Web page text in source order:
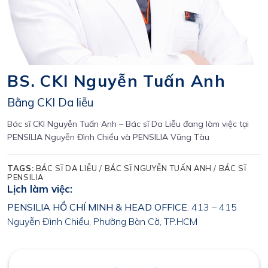
BS. CKI Nguyễn Tuấn Anh
Bằng CKI Da liễu
Bác sĩ CKI Nguyễn Tuấn Anh – Bác sĩ Da Liễu đang làm việc tại
PENSILIA Nguyễn Đình Chiểu và PENSILIA Vũng Tàu
TAGS: BÁC SĨ DA LIỄU / BÁC SĨ NGUYỄN TUẤN ANH / BÁC SĨ
PENSILIA
Lịch làm việc:
PENSILIA HỒ CHÍ MINH & HEAD OFFICE: 413 – 415
Nguyễn Đình Chiểu, Phường Bàn Cờ, TP.HCM